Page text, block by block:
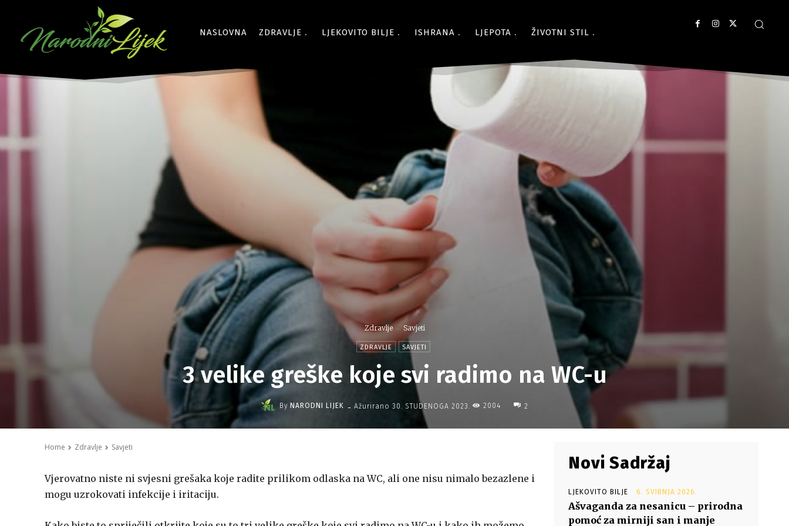
NASLOVNA ZDRAVLJE LJEKOVITO BILJE ISHRANA LJEPOTA ŽIVOTNI STIL
Zdravlje Savjeti
ZDRAVLJE SAVJETI
3 velike greške koje svi radimo na WC-u
By NARODNI LIJEK - Ažurirano 30. STUDENOGA 2023. 2004 2
Home Zdravlje Savjeti
Vjerovatno niste ni svjesni grešaka koje radite prilikom odlaska na WC, ali one nisu nimalo bezazlene i
mogu uzrokovati infekcije i iritaciju.
Novi Sadržaj
LJEKOVITO BILJE 6. SVIBNJA 2026.
Ašvaganda za nesanicu – prirodna
pomoć za mirniji san i manje